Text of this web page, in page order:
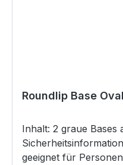
Roundlip Base
Inhalt: 2 graue Bases aus Resin (40x60mm)
geeignet für